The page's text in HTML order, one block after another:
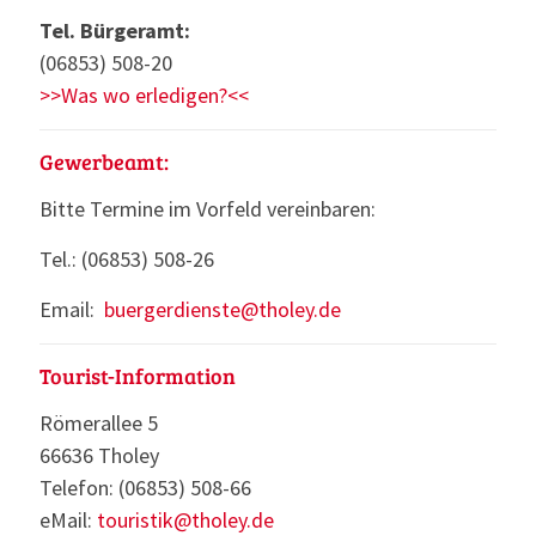
Tel. Bürgeramt:
(06853) 508-20
>>Was wo erledigen?<<
Gewerbeamt:
Bitte Termine im Vorfeld vereinbaren:
Tel.: (06853) 508-26
Email: buergerdienste@tholey.de
Tourist-Information
Römerallee 5
66636 Tholey
Telefon: (06853) 508-66
eMail: touristik@tholey.de